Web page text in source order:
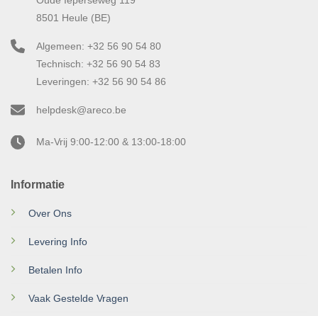
Informatie
Over Ons
Levering Info
Betalen Info
Vaak Gestelde Vragen
8501 Heule (BE)
Algemeen: +32 56 90 54 80
Technisch: +32 56 90 54 83
Leveringen: +32 56 90 54 86
helpdesk@areco.be
Ma-Vrij 9:00-12:00 & 13:00-18:00